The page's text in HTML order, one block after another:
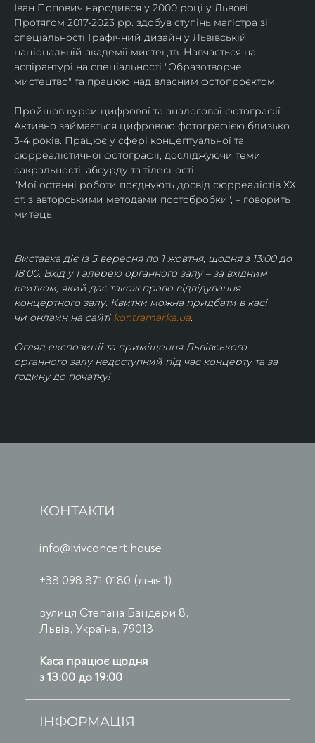
Іван Попович народився у 2000 році у Львові.
Протягом 2017-2023 рр. здобув ступінь магістра зі
спеціальності Графічний дизайн у Львівській
національній академії мистецтв. Навчається на
аспірантурі на спеціальності "Образотворче
мистецтво" та працюю над власним фотопроєктом.
Пройшов курси цифрової та аналогової фотографії.
Активно займається цифровою фотографією близько
3-4 років. Працює у сфері концептуальної та
сюрреалістичної фотографії, досліджуючи теми
сакральності, абсурду та тілесності.
"Мої останні роботи поєднують досвід сюрреалістів ХХ
ст. з авторськими методами постобробки", – говорить
митець.
Виставка діє із 5 вересня по 1 жовтня, щодня з 13:00 до
18:00. Вхід у Галерею органного залу – за вхідним
квитком, який дає також право відвідування
концертного залу. Квитки можна придбати в касі
чи онлайн на сайті kontramarka.ua.
Огляд експозиції та приміщення Львівського
органного залу недоступний під час концерту та за
годину до початку!
КОНТАКТИ
info@lvivconcert.house
+38 098 871 0180 (лінія 1)
вулиця Степана Бандери 8,
Львів, Україна, 79013
Каса працює щодня
з 13:00 до 19:00
ІНФОРМАЦІЯ